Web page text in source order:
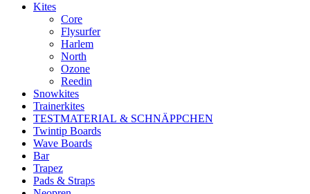
Kites
Core
Flysurfer
Harlem
North
Ozone
Reedin
Snowkites
Trainerkites
TESTMATERIAL & SCHNÄPPCHEN
Twintip Boards
Wave Boards
Bar
Trapez
Pads & Straps